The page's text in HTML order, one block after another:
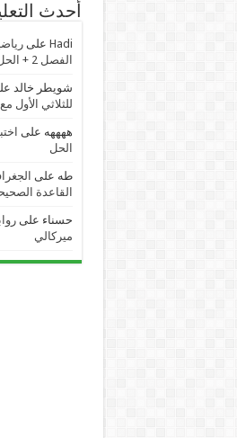
أحدث
Hadi على
الفصل 2 + الحل
شويطر خالد
للثلاثي الأول
ههههه على
الحل
طه على
القاعدة
حسناء على
ميركالي